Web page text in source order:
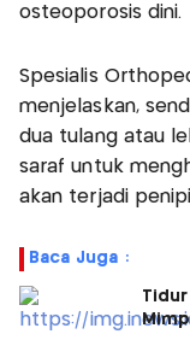
osteoporosis dini.
Spesialis
menjelaskan,
dua tulang atau
saraf untuk
akan terjadi
Baca Juga :